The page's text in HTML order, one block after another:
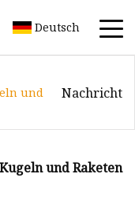
Deutsch
und
Nachricht
und Raketen